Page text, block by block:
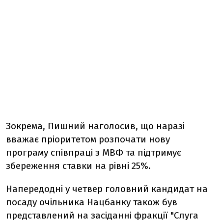
Зокрема, Пишний наголосив, що наразі
вважає пріоритетом розпочати нову
програму співпраці з МВФ та підтримує
збереження ставки на рівні 25%.
Напередодні у четвер головний кандидат на
посаду очільника Нацбанку також був
представлений на засіданні фракції "Слуга